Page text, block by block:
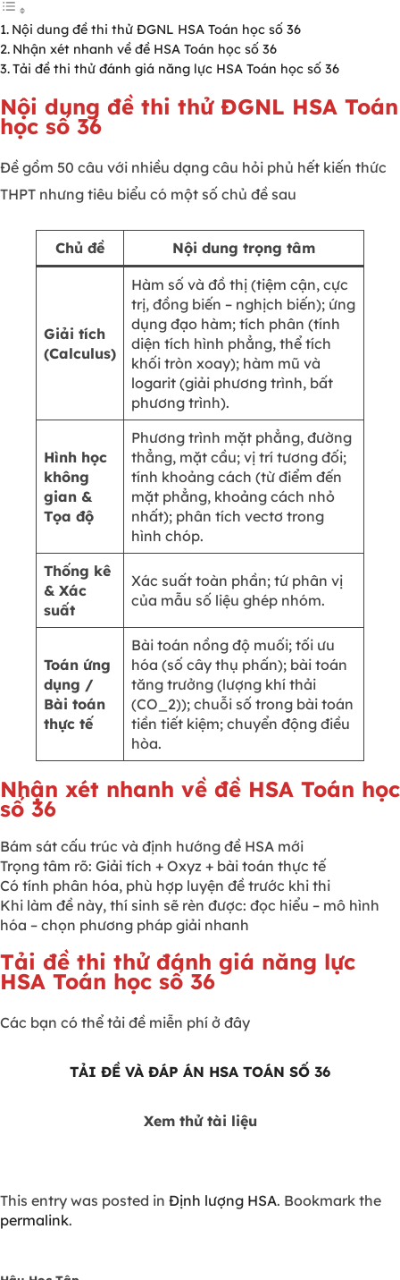
Nội dung đề thi thử ĐGNL HSA Toán học số 36
Nhận xét nhanh về đề HSA Toán học số 36
Tải đề thi thử đánh giá năng lực HSA Toán học số 36
Nội dung đề thi thử ĐGNL HSA Toán
học số 36
Đề gồm 50 câu với nhiều dạng câu hỏi phủ hết kiến thức
THPT nhưng tiêu biểu có một số chủ đề sau
Chủ đề Nội dung trọng tâm
Giải tích
(Calculus)
Hàm số và đồ thị (tiệm cận, cực
trị, đồng biến – nghịch biến); ứng
dụng đạo hàm; tích phân (tính
diện tích hình phẳng, thể tích
khối tròn xoay); hàm mũ và
logarit (giải phương trình, bất
phương trình).
Hình học
không
gian &
Tọa độ
Phương trình mặt phẳng, đường
thẳng, mặt cầu; vị trí tương đối;
tính khoảng cách (từ điểm đến
mặt phẳng, khoảng cách nhỏ
nhất); phân tích vectơ trong
hình chóp.
Thống kê
& Xác
suất
Xác suất toàn phần; tứ phân vị
của mẫu số liệu ghép nhóm.
Toán ứng
dụng /
Bài toán
thực tế
Bài toán nồng độ muối; tối ưu
hóa (số cây thụ phấn); bài toán
tăng trưởng (lượng khí thải
(CO_2)); chuỗi số trong bài toán
tiền tiết kiệm; chuyển động điều
hòa.
Nhận xét nhanh về đề HSA Toán học
số 36
Bám sát cấu trúc và định hướng đề HSA mới
Trọng tâm rõ: Giải tích + Oxyz + bài toán thực tế
Có tính phân hóa, phù hợp luyện đề trước khi thi
Khi làm đề này, thí sinh sẽ rèn được: đọc hiểu – mô hình
hóa – chọn phương pháp giải nhanh
Tải đề thi thử đánh giá năng lực
HSA Toán học số 36
Các bạn có thể tải đề miễn phí ở đây
TẢI ĐỀ VÀ ĐÁP ÁN HSA TOÁN SỐ 36
Xem thử tài liệu
This entry was posted in Định lượng HSA. Bookmark the
permalink.